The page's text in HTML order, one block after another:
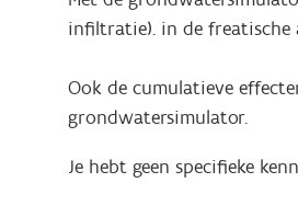
infiltratie). in de freatische
Ook de cumulatieve
grondwatersimulator.
Je hebt geen specifieke